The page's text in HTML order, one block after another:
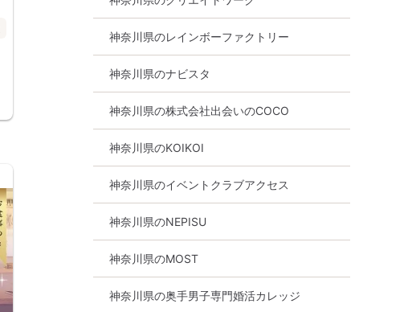
神奈川県のレインボーファクトリー
神奈川県のナビスタ
神奈川県の株式会社出会いのCOCO
神奈川県のKOIKOI
神奈川県のイベントクラブアクセス
神奈川県のNEPISU
神奈川県のMOST
神奈川県の奥手男子専門婚活カレッジ